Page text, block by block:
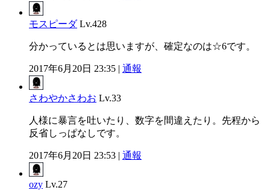
モスピーダ Lv.428
分かっているとは思いますが、確定なのは☆6です。
2017年6月20日 23:35 | 通報
さわやかさわお Lv.33
人様に暴言を吐いたり、数字を間違えたり。先程から
反省しっぱなしです。
2017年6月20日 23:53 | 通報
ozy Lv.27